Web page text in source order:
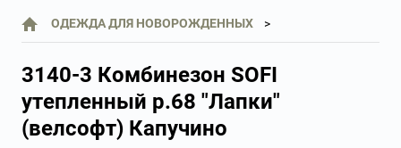
ОДЕЖДА ДЛЯ НОВОРОЖДЕННЫХ
3140-3 Комбинезон SOFI
утепленный р.68 "Лапки"
(велсофт) Капучино